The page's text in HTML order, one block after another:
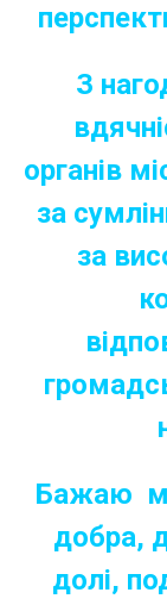
З
органів
за
за
Бажаю
добра,
долі,